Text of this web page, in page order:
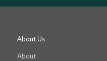
About Us
About